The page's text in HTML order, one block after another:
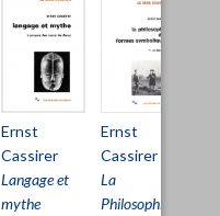
Ernst
Cassirer
Langage et
mythe
Ernst
Cassirer
La
Philosophie